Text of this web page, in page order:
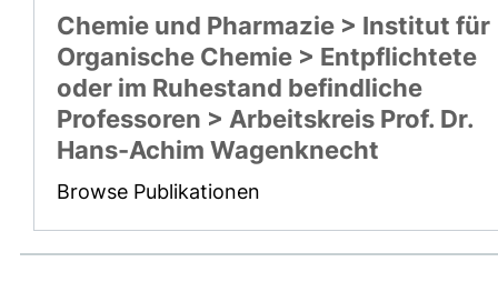
Chemie und Pharmazie > Institut für
Organische Chemie > Entpflichtete
oder im Ruhestand befindliche
Professoren > Arbeitskreis Prof. Dr.
Hans-Achim Wagenknecht
Browse Publikationen